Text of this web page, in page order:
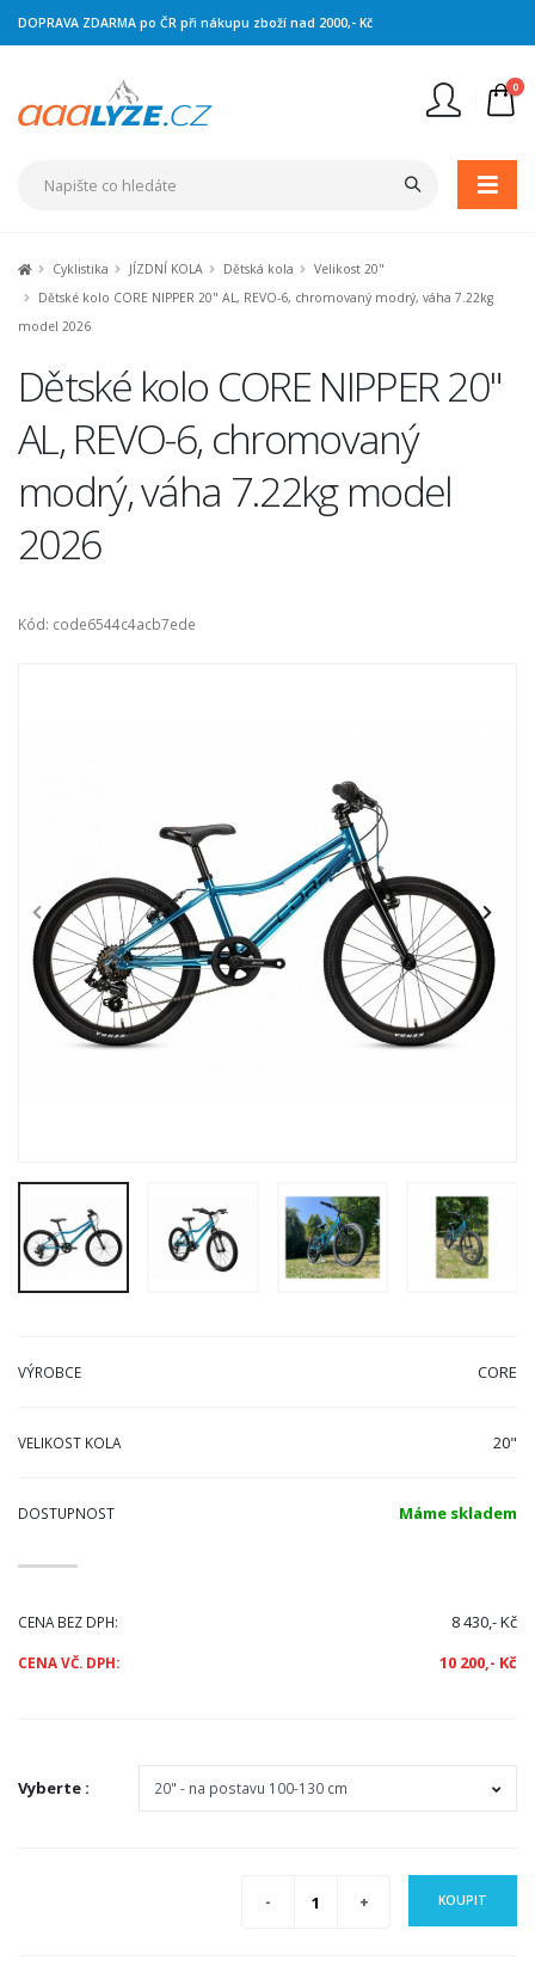
DOPRAVA ZDARMA po ČR při nákupu zboží nad 2000,- Kč
0
Cyklistika JÍZDNÍ KOLA Dětská kola
Velikost 20"
Dětské kolo CORE NIPPER 20" AL, REVO-6, chromovaný modrý, váha 7.22kg
model 2026
Dětské kolo CORE NIPPER 20"
AL, REVO-6, chromovaný
modrý, váha 7.22kg model
2026
Kód: code6544c4acb7ede
VÝROBCE CORE
VELIKOST KOLA 20"
DOSTUPNOST Máme skladem
CENA BEZ DPH: 8 430,- Kč
CENA VČ. DPH: 10 200,- Kč
Vyberte :
KOUPIT